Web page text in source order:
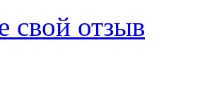
свой отзыв